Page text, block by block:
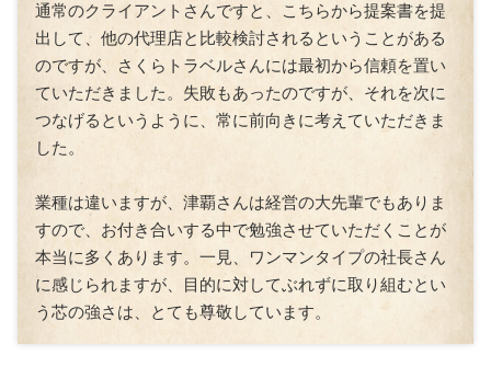
通常のクライアントさんですと、こちらから提案書を提
出して、他の代理店と比較検討されるということがある
のですが、さくらトラベルさんには最初から信頼を置い
ていただきました。失敗もあったのですが、それを次に
つなげるというように、常に前向きに考えていただきま
した。
業種は違いますが、津覇さんは経営の大先輩でもありま
すので、お付き合いする中で勉強させていただくことが
本当に多くあります。一見、ワンマンタイプの社長さん
に感じられますが、目的に対してぶれずに取り組むとい
う芯の強さは、とても尊敬しています。